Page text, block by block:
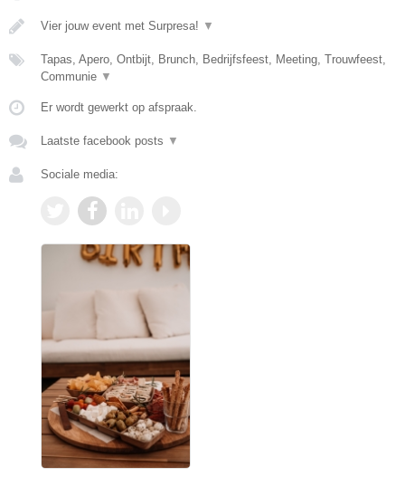
Vier jouw event met Surpresa! ▼
Tapas, Apero, Ontbijt, Brunch, Bedrijfsfeest, Meeting, Trouwfeest,
Communie ▼
Er wordt gewerkt op afspraak.
Laatste facebook posts ▼
Sociale media: